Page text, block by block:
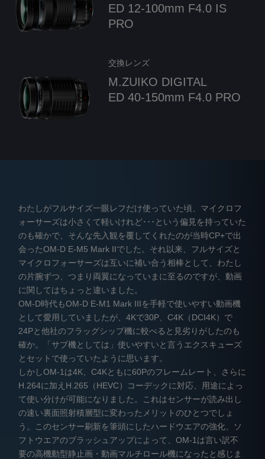
ED 12-100mm F4.0 IS
PRO
交換レンズ
M.ZUIKO DIGITAL
ED 40-150mm F4.0 PRO
わたしがフルサイズ一眼レフだけ使っていた頃、マイクロフ
ォーサーズは小さくて軽いけれど･･･という偏見を持っていた
のも確かで、そんな先入観を覆してくれたのが当時CP+で出
会ったOM-D E-M5 Mark IIでした。それ以来、フルサイズと
マイクロフォーサーズは互いに補い合う相棒として、わたし
の片腕ずつ、つまり両翼になっていまに至るのですが、動画
に関してはちょっと違いました。
OM-D時代もOM-D E-M1 Mark IIIを手軽で使いやすい動画機
として愛用していましたが、4Kで30P、C4K（DCI4K）で
24Pと他社のフラッグシップ機に較べると見劣りがしたのも
確か。「サブ機としては」使いやすいと言うエクスキューズ
とセットで使っていたように思います。
しかしOM-1は4K、C4Kともに60Pのフレームレート、さらに
H.264に加えH.265（HEVC）コーデックに対応、用途によっ
て使い分けが可能になりました。これはセンサーが読み出し
の速い裏面照射積層型に変わったメリットのひとつでしょ
う。このセンサー刷新を筆頭にしたハードウエアの強化、ソ
フトウエアのブラッシュアップによって、OM-1は言い訳不
要の高機動型静止画・動画マルチロール機になったと感じま